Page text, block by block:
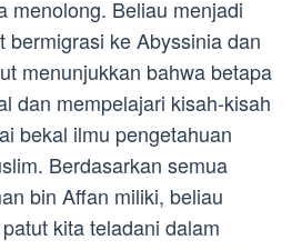
menolong. Beliau menjadi
bermigrasi ke Abyssinia dan
menunjukkan bahwa betapa
dan mempelajari kisah-kisah
bekal ilmu pengetahuan
Berdasarkan semua
bin Affan miliki, beliau
kita teladani dalam